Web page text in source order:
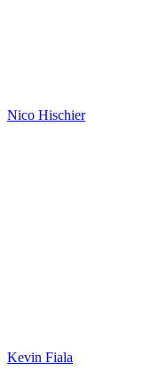
Nico Hischier
Kevin Fiala